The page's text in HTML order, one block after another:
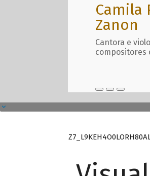
Camila
Zanon
Cantora e
compositores